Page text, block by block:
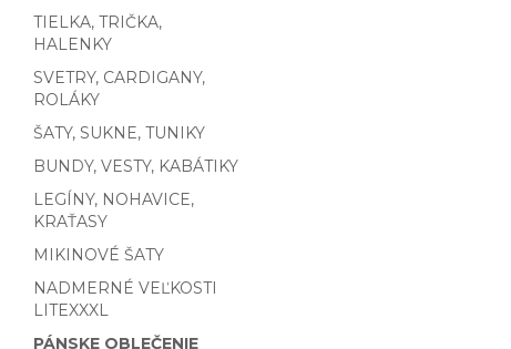
TIELKA, TRIČKA,
HALENKY
SVETRY, CARDIGANY,
ROLÁKY
ŠATY, SUKNE, TUNIKY
BUNDY, VESTY, KABÁTIKY
LEGÍNY, NOHAVICE,
KRAŤASY
MIKINOVÉ ŠATY
NADMERNÉ VEĽKOSTI
LITEXXXL
PÁNSKE OBLEČENIE